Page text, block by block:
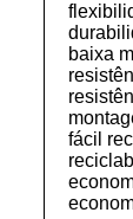
baixa
fácil